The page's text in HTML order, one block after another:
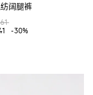
阔腿裤
-30%